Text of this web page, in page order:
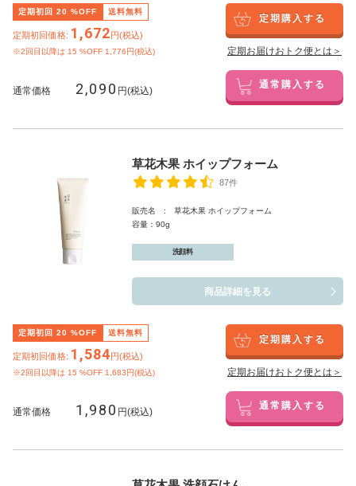
定期初回 20 %OFF 送料無料
定期初回価格: 1,672円(税込)
※2回目以降は 15 %OFF 1,776円(税込)
定期購入する
定期お届けおトク便とは＞
通常価格 2,090 円(税込) 通常購入する
草花木果 ホイップフォーム
87件
販売名 : 草花木果 ホイップフォーム
容量：90g
洗顔料
商品詳細を見る
定期初回 20 %OFF 送料無料
定期初回価格: 1,584円(税込)
※2回目以降は 15 %OFF 1,683円(税込)
定期購入する
定期お届けおトク便とは＞
通常価格 1,980 円(税込) 通常購入する